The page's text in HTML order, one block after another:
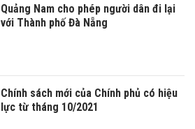
Quảng Nam cho phép người dân đi lại
với Thành phố Đà Nẵng
Chính sách mới của Chính phủ có hiệu
lực từ tháng 10/2021